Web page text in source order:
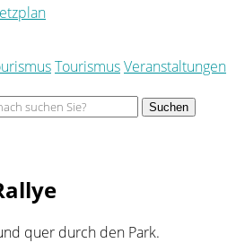
TourismusVeranstaltungen
Suchen
quer durch den Park.